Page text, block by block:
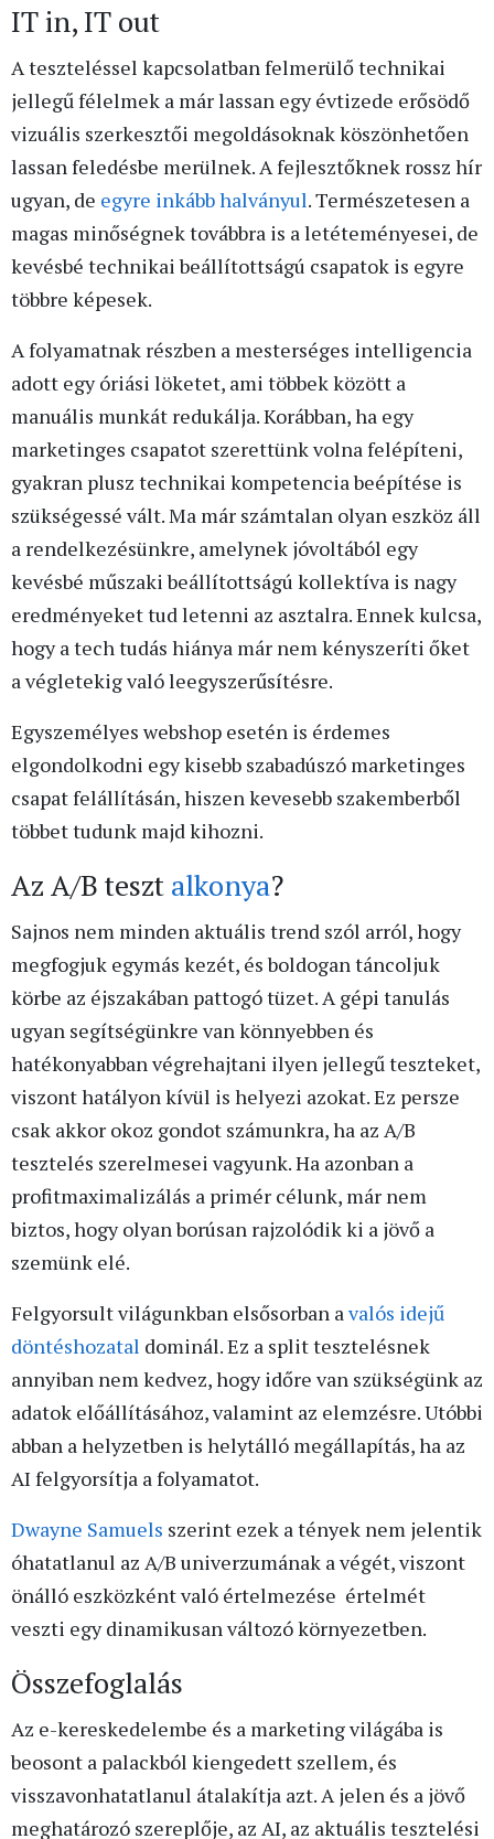
IT in, IT out
A teszteléssel kapcsolatban felmerülő technikai
jellegű félelmek a már lassan egy évtizede erősödő
vizuális szerkesztői megoldásoknak köszönhetően
lassan feledésbe merülnek. A fejlesztőknek rossz hír
ugyan, de egyre inkább halványul. Természetesen a
magas minőségnek továbbra is a letéteményesei, de
kevésbé technikai beállítottságú csapatok is egyre
többre képesek.
A folyamatnak részben a mesterséges intelligencia
adott egy óriási löketet, ami többek között a
manuális munkát redukálja. Korábban, ha egy
marketinges csapatot szerettünk volna felépíteni,
gyakran plusz technikai kompetencia beépítése is
szükségessé vált. Ma már számtalan olyan eszköz áll
a rendelkezésünkre, amelynek jóvoltából egy
kevésbé műszaki beállítottságú kollektíva is nagy
eredményeket tud letenni az asztalra. Ennek kulcsa,
hogy a tech tudás hiánya már nem kényszeríti őket
a végletekig való leegyszerűsítésre.
Egyszemélyes webshop esetén is érdemes
elgondolkodni egy kisebb szabadúszó marketinges
csapat felállításán, hiszen kevesebb szakemberből
többet tudunk majd kihozni.
Az A/B teszt alkonya?
Sajnos nem minden aktuális trend szól arról, hogy
megfogjuk egymás kezét, és boldogan táncoljuk
körbe az éjszakában pattogó tüzet. A gépi tanulás
ugyan segítségünkre van könnyebben és
hatékonyabban végrehajtani ilyen jellegű teszteket,
viszont hatályon kívül is helyezi azokat. Ez persze
csak akkor okoz gondot számunkra, ha az A/B
tesztelés szerelmesei vagyunk. Ha azonban a
profitmaximalizálás a primér célunk, már nem
biztos, hogy olyan borúsan rajzolódik ki a jövő a
szemünk elé.
Felgyorsult világunkban elsősorban a valós idejű
döntéshozatal dominál. Ez a split tesztelésnek
annyiban nem kedvez, hogy időre van szükségünk az
adatok előállításához, valamint az elemzésre. Utóbbi
abban a helyzetben is helytálló megállapítás, ha az
AI felgyorsítja a folyamatot.
Dwayne Samuels szerint ezek a tények nem jelentik
óhatatlanul az A/B univerzumának a végét, viszont
önálló eszközként való értelmezése értelmét
veszti egy dinamikusan változó környezetben.
Összefoglalás
Az e-kereskedelembe és a marketing világába is
beosont a palackból kiengedett szellem, és
visszavonhatatlanul átalakítja azt. A jelen és a jövő
meghatározó szereplője, az AI, az aktuális tesztelési